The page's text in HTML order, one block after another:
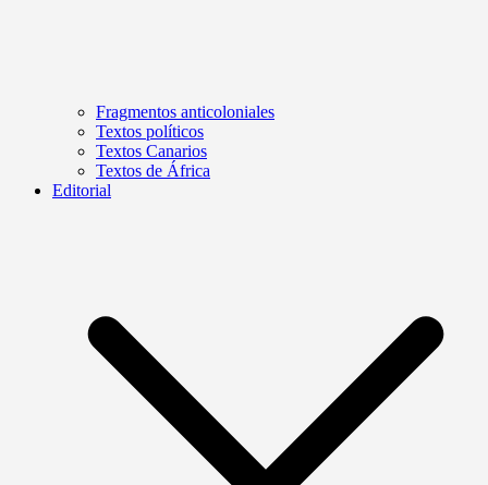
Fragmentos anticoloniales
Textos políticos
Textos Canarios
Textos de África
Editorial